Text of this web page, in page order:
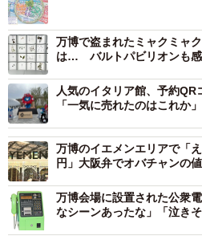
予約番号22229447
2025/05/29迄
リプにPDF等 pic.twitter.com/
— つじ@万博4/8回目 (@t_tsuji)
そんななか、５月２２日にうち
した。今回もPDFデータとネッ
れています（裏面用に世界地図
うちわ別面①
万博で盗まれたミャクミャ
は… バルトパビリオンも感
人気のイタリア館、予約QR
「一気に売れたのはこれか
万博のイエメンエリアで「
円」大阪弁でオバチャンの
万博会場に設置された公衆
なシーンあったな」「泣き